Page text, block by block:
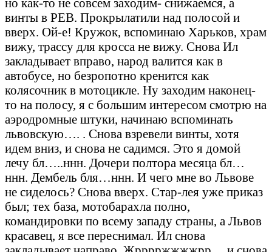
винты в РЕВ. Прокрылатили над полосой и
вверх. Ой-е! Кружок, вспоминаю Харьков, храм
вижу, трассу для кросса не вижу. Снова Ил
закладывает вправо, народ валится как в
автобусе, но безропотно кренится как
колясочник в мотоцикле. Ну заходим наконец-
то на полосу, я с большим интересом смотрю на
аэродромные штуки, начинаю вспоминать
львовскую…. . Снова взревели винты, хотя
идем вниз, и снова не садимся. Это я домой
лечу бл…..ннн. Дочери полтора месяца бл…
ннн. Дембель бля…ннн. И чего мне во Львове
не сиделось? Снова вверх. Стар-лея уже приказ
был; тех база, мотобарахла полно,
командировки по всему западу страны, а Львов
красавец, я все переснимал. Ил снова